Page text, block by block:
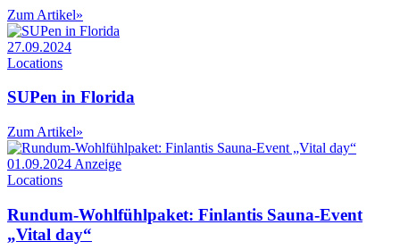
Zum Artikel»
27.09.2024
Locations
SUPen in Florida
Zum Artikel»
01.09.2024 Anzeige
Locations
Rundum-Wohlfühlpaket: Finlantis Sauna-Event
„Vital day“